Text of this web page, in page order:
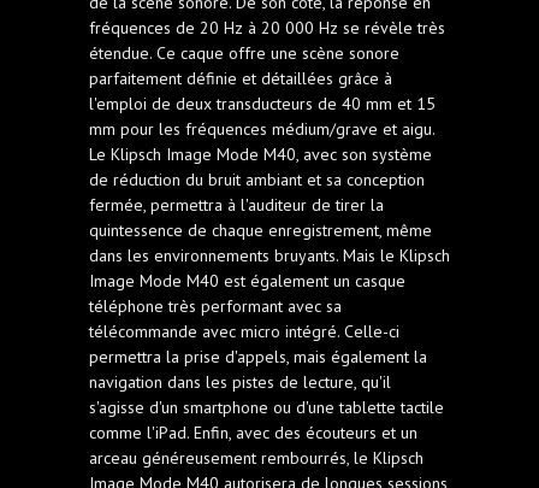
fréquences de 20 Hz à 20 000 Hz se révèle très
étendue. Ce caque offre une scène sonore
parfaitement définie et détaillées grâce à
l'emploi de deux transducteurs de 40 mm et 15
mm pour les fréquences médium/grave et aigu.
Le Klipsch Image Mode M40, avec son système
de réduction du bruit ambiant et sa conception
fermée, permettra à l'auditeur de tirer la
quintessence de chaque enregistrement, même
dans les environnements bruyants. Mais le Klipsch
Image Mode M40 est également un casque
téléphone très performant avec sa
télécommande avec micro intégré. Celle-ci
permettra la prise d'appels, mais également la
navigation dans les pistes de lecture, qu'il
s'agisse d'un smartphone ou d'une tablette tactile
comme l'iPad. Enfin, avec des écouteurs et un
arceau généreusement rembourrés, le Klipsch
Image Mode M40 autorisera de longues sessions